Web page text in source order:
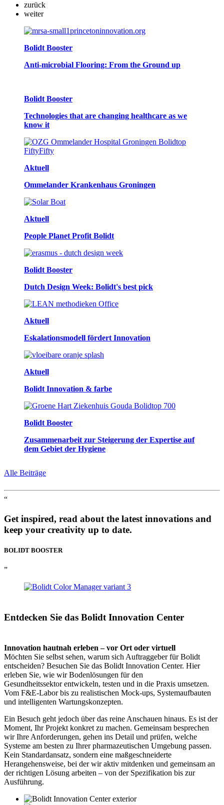
zurück
weiter
Bolidt Booster
Anti-microbial Flooring: From the Ground up
Bolidt Booster
Technologies that are changing healthcare as we
know it
Aktuell
Ommelander Krankenhaus Groningen
Aktuell
People Planet Profit Bolidt
Bolidt Booster
Dutch Design Week: Bolidt's best pick
Aktuell
Eskalationsmodell fördert Innovation
Aktuell
Bolidt Innovation & farbe
Bolidt Booster
Zusammenarbeit zur Steigerung der Expertise auf
dem Gebiet der Hygiene
Alle Beiträge
“
Get inspired, read about the latest innovations and
keep your creativity up to date.
BOLIDT BOOSTER
”
Entdecken Sie das Bolidt Innovation Center
Innovation hautnah erleben – vor Ort oder virtuell
Möchten Sie selbst sehen, warum sich Auftraggeber für Bolidt
entscheiden? Besuchen Sie das Bolidt Innovation Center. Hier
erleben Sie, wie wir Bodenlösungen für den
Gesundheitssektor entwickeln, testen und in die Praxis umsetzen.
Vom F&E-Labor bis zu realistischen Mock-ups, Systemaufbauten
und intelligenten Wartungskonzepten.
Ein Besuch geht jedoch über das reine Anschauen hinaus. Es ist der
Moment, Ihr Projekt konkret zu machen. Gemeinsam besprechen
wir Ihre Anforderungen, gehen ins Detail und prüfen, welche
Systeme am besten zu Ihrer pharmazeutischen Umgebung passen.
Kein Standardansatz, sondern eine maßgeschneiderte
Herangehensweise, bei der wir aktiv mitdenken und gemeinsam an
der richtigen Lösung arbeiten – von der Spezifikation bis zur
Ausführung.